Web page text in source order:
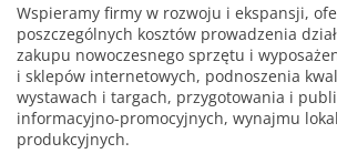
Wspieramy firmy w rozwoju i ekspansji,
poszczególnych kosztów prowadzenia
zakupu nowoczesnego sprzętu i
i sklepów internetowych, podnoszenia
wystawach i targach, przygotowania i
informacyjno-promocyjnych, wynajmu
produkcyjnych.